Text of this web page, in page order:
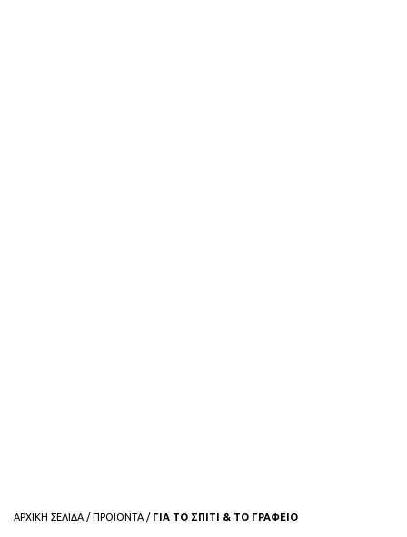
ΑΡΧΙΚΗ ΣΕΛΙΔΑ /ΠΡΟΪΟΝΤΑ / ΓΙΑ ΤΟ ΣΠΙΤΙ & ΤΟ ΓΡΑΦΕΙΟ